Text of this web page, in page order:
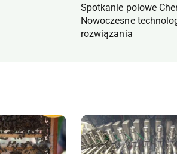
Spotkanie polowe
Nowoczesne
rozwiązania